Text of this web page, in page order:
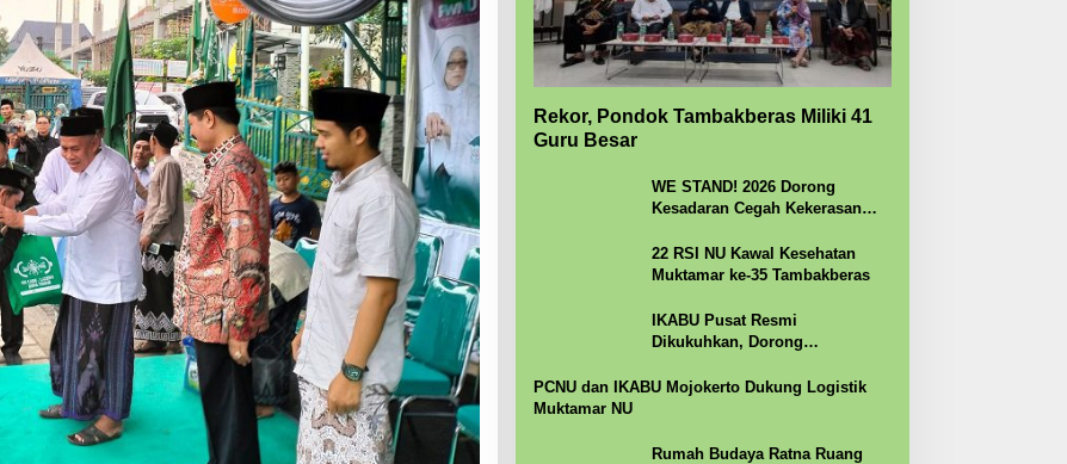
Rekor, Pondok Tambakberas Miliki 41
Guru Besar
WE STAND! 2026 Dorong
Kesadaran Cegah Kekerasan
22 RSI NU Kawal Kesehatan
Muktamar ke-35 Tambakberas
IKABU Pusat Resmi
Dikukuhkan, Dorong
PCNU dan IKABU Mojokerto Dukung Logistik
Muktamar NU
Rumah Budaya Ratna Ruang